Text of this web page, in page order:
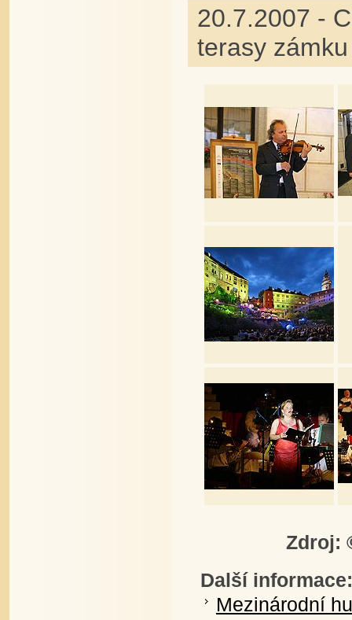
20.7.2007 -
terasy zámku
Zdroj:
Další informace:
Mezinárodní